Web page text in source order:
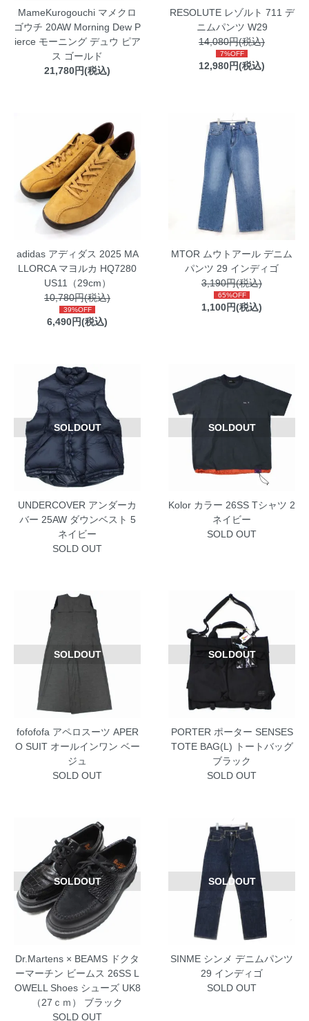
MameKurogouchi マメクロ
ゴウチ 20AW Morning Dew P
ierce モーニング デュウ ピア
ス ゴールド
21,780円(税込)
RESOLUTE レゾルト 711 デ
ニムパンツ W29
14,080円(税込)
7%OFF
12,980円(税込)
adidas アディダス 2025 MA
LLORCA マヨルカ HQ7280
US11（29cm）
10,780円(税込)
39%OFF
6,490円(税込)
MTOR ムウトアール デニム
パンツ 29 インディゴ
3,190円(税込)
65%OFF
1,100円(税込)
SOLDOUT
UNDERCOVER アンダーカ
バー 25AW ダウンベスト 5
ネイビー
SOLD OUT
SOLDOUT
Kolor カラー 26SS Tシャツ 2
ネイビー
SOLD OUT
SOLDOUT
fofofofa アペロスーツ APER
O SUIT オールインワン ベー
ジュ
SOLD OUT
SOLDOUT
PORTER ポーター SENSES
TOTE BAG(L) トートバッグ
ブラック
SOLD OUT
SOLDOUT
Dr.Martens × BEAMS ドクタ
ーマーチン ビームス 26SS L
OWELL Shoes シューズ UK8
（27ｃｍ） ブラック
SOLD OUT
SOLDOUT
SINME シンメ デニムパンツ
29 インディゴ
SOLD OUT